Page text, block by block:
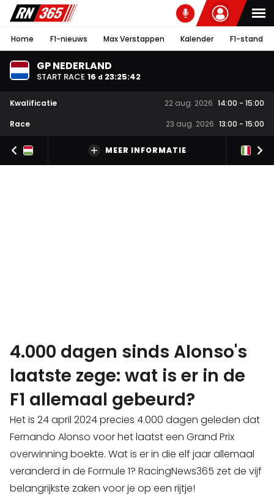
Home F1-nieuws Max Verstappen Kalender F1-stand
GP NEDERLAND
START RACE 16 d 23:25:41
Kwalificatie 22 aug. 2026 14:00 - 15:00
Race
23 aug. 2026 13:00 - 15:00
MEER INFORMATIE
4.000 dagen sinds Alonso's
laatste zege: wat is er in de
F1 allemaal gebeurd?
Het is 24 april 2024 precies 4.000 dagen geleden dat
Fernando Alonso voor het laatst een Grand Prix
overwinning boekte. Wat is er in die elf jaar allemaal
veranderd in de Formule 1? RacingNews365 zet de vijf
belangrijkste zaken voor je op een rijtje!